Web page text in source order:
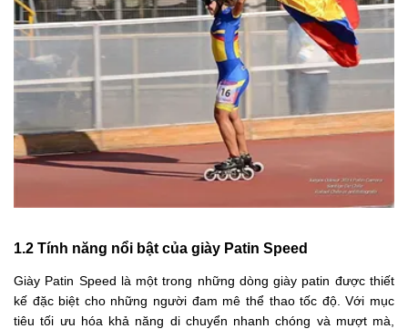
1.2 Tính năng nổi bật của giày Patin Speed
Giày Patin Speed là một trong những dòng giày patin được thiết
kế đặc biệt cho những người đam mê thể thao tốc độ. Với mục
tiêu tối ưu hóa khả năng di chuyển nhanh chóng và mượt mà,